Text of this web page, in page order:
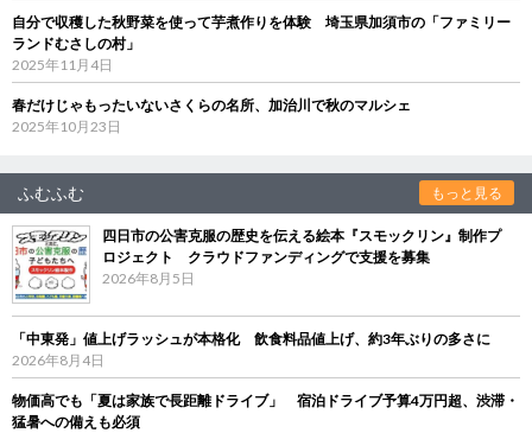
自分で収穫した秋野菜を使って芋煮作りを体験 埼玉県加須市の「ファミリー
ランドむさしの村」
2025年11月4日
春だけじゃもったいないさくらの名所、加治川で秋のマルシェ
2025年10月23日
ふむふむ もっと見る
四日市の公害克服の歴史を伝える絵本『スモックリン』制作プ
ロジェクト クラウドファンディングで支援を募集
2026年8月5日
「中東発」値上げラッシュが本格化 飲食料品値上げ、約3年ぶりの多さに
2026年8月4日
物価高でも「夏は家族で長距離ドライブ」 宿泊ドライブ予算4万円超、渋滞・
猛暑への備えも必須